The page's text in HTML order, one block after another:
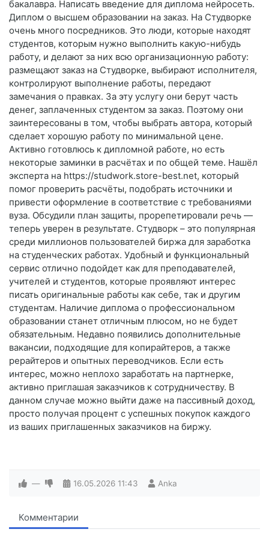
бакалавра. Написать введение для диплома нейросеть.
Диплом о высшем образовании на заказ. На Студворке
очень много посредников. Это люди, которые находят
студентов, которым нужно выполнить какую-нибудь
работу, и делают за них всю организационную работу:
размещают заказ на Студворке, выбирают исполнителя,
контролируют выполнение работы, передают
замечания о правках. За эту услугу они берут часть
денег, заплаченных студентом за заказ. Поэтому они
заинтересованы в том, чтобы выбрать автора, который
сделает хорошую работу по минимальной цене.
Активно готовлюсь к дипломной работе, но есть
некоторые заминки в расчётах и по общей теме. Нашёл
эксперта на https://studwork.store-best.net, который
помог проверить расчёты, подобрать источники и
привести оформление в соответствие с требованиями
вуза. Обсудили план защиты, прорепетировали речь —
теперь уверен в результате. Студворк – это популярная
среди миллионов пользователей биржа для заработка
на студенческих работах. Удобный и функциональный
сервис отлично подойдет как для преподавателей,
учителей и студентов, которые проявляют интерес
писать оригинальные работы как себе, так и другим
студентам. Наличие диплома о профессиональном
образовании станет отличным плюсом, но не будет
обязательным. Недавно появились дополнительные
вакансии, подходящие для копирайтеров, а также
рерайтеров и опытных переводчиков. Если есть
интерес, можно неплохо заработать на партнерке,
активно приглашая заказчиков к сотрудничеству. В
данном случае можно выйти даже на пассивный доход,
просто получая процент с успешных покупок каждого
из ваших приглашенных заказчиков на биржу.
— 16.05.2026 11:43 Anka
Комментарии